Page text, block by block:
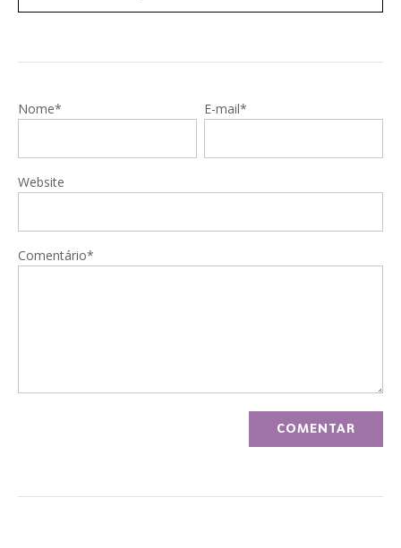
Nome* E-mail*
Website
Comentário*